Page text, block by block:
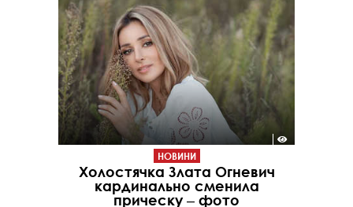
НОВИНИ
Холостячка Злата Огневич
кардинально сменила
прическу ‒ фото